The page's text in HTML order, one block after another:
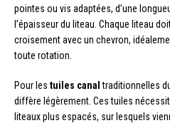
pointes ou vis adaptées, d’une
l’épaisseur du liteau. Chaque liteau
croisement avec un chevron,
toute rotation.
Pour les tuiles canal traditionnelles
diffère légèrement. Ces tuiles
liteaux plus espacés, sur lesquels